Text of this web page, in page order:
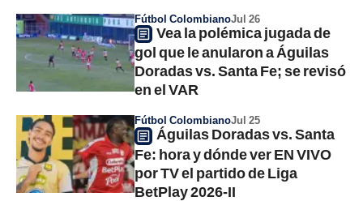
Fútbol ColombianoJul 26
Vea la polémica jugada de
gol que le anularon a Águilas
Doradas vs. Santa Fe; se revisó
en el VAR
Fútbol ColombianoJul 25
Águilas Doradas vs. Santa
Fe: hora y dónde ver EN VIVO
por TV el partido de Liga
BetPlay 2026-II